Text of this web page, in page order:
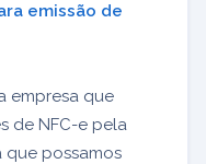
emissão de
empresa que
de NFC-e pela
que possamos